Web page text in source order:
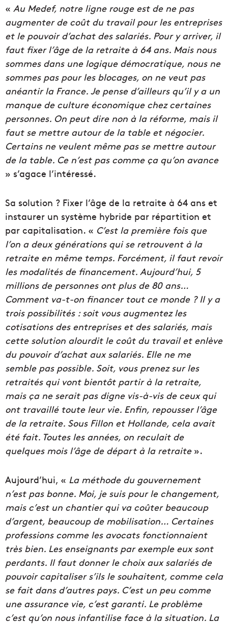
« Au Medef, notre ligne rouge est de ne pas
augmenter de coût du travail pour les entreprises
et le pouvoir d’achat des salariés. Pour y arriver, il
faut fixer l’âge de la retraite à 64 ans. Mais nous
sommes dans une logique démocratique, nous ne
sommes pas pour les blocages, on ne veut pas
anéantir la France. Je pense d’ailleurs qu’il y a un
manque de culture économique chez certaines
personnes. On peut dire non à la réforme, mais il
faut se mettre autour de la table et négocier.
Certains ne veulent même pas se mettre autour
de la table. Ce n’est pas comme ça qu’on avance
» s’agace l’intéressé.
Sa solution ? Fixer l’âge de la retraite à 64 ans et
instaurer un système hybride par répartition et
par capitalisation. « C’est la première fois que
l’on a deux générations qui se retrouvent à la
retraite en même temps. Forcément, il faut revoir
les modalités de financement. Aujourd’hui, 5
millions de personnes ont plus de 80 ans…
Comment va-t-on financer tout ce monde ? Il y a
trois possibilités : soit vous augmentez les
cotisations des entreprises et des salariés, mais
cette solution alourdit le coût du travail et enlève
du pouvoir d’achat aux salariés. Elle ne me
semble pas possible. Soit, vous prenez sur les
retraités qui vont bientôt partir à la retraite,
mais ça ne serait pas digne vis-à-vis de ceux qui
ont travaillé toute leur vie. Enfin, repousser l’âge
de la retraite. Sous Fillon et Hollande, cela avait
été fait. Toutes les années, on reculait de
quelques mois l’âge de départ à la retraite».
Aujourd’hui, « La méthode du gouvernement
n’est pas bonne. Moi, je suis pour le changement,
mais c’est un chantier qui va coûter beaucoup
d’argent, beaucoup de mobilisation… Certaines
professions comme les avocats fonctionnaient
très bien. Les enseignants par exemple eux sont
perdants. Il faut donner le choix aux salariés de
pouvoir capitaliser s’ils le souhaitent, comme cela
se fait dans d’autres pays. C’est un peu comme
une assurance vie, c’est garanti. Le problème
c’est qu’on nous infantilise face à la situation. La